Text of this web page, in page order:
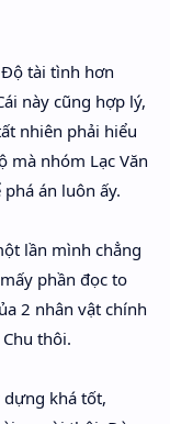
tài tình hơn
này cũng hợp lý,
nhiên phải hiểu
mà nhóm Lạc Văn
án luôn ấy.
lần mình chẳng
phần đọc to
2 nhân vật chính
thôi.
dựng khá tốt,